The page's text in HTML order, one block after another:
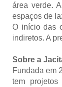
área verde.
espaços de
O início das
indiretos. A
Sobre a
Fundada em
tem projetos